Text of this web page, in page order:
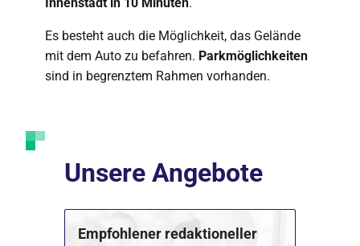
Es besteht auch die Möglichkeit, das Gelände
mit dem Auto zu befahren. Parkmöglichkeiten
sind in begrenztem Rahmen vorhanden.
Unsere Angebote
Empfohlener redaktioneller